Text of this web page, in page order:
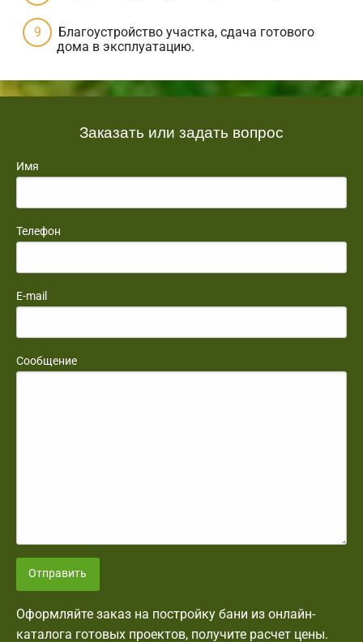
Благоустройство участка, сдача готового
дома в эксплуатацию.
Заказать или задать вопрос
Имя
Телефон
E-mail
Сообщение
Отправить
Оформляйте заказ на постройку бани из онлайн-
каталога готовых проектов, получите расчет цены.